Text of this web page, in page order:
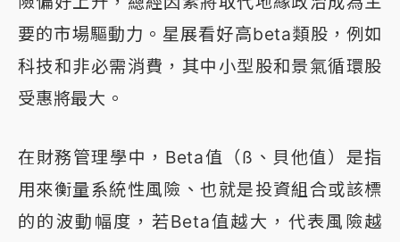
要的市場驅動力。星展看好高beta類股，例如
科技和非必需消費，其中小型股和景氣循環股
受惠將最大。
在財務管理學中，Beta值（ß、貝他值）是指
用來衡量系統性風險、也就是投資組合或該標
的的波動幅度，若Beta值越大，代表風險越